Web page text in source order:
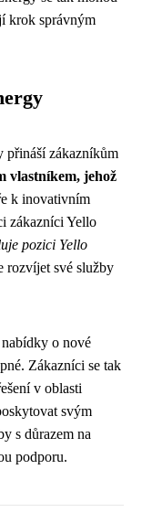
krok správným
přináší zákazníkům
vlastníkem, jehož
k inovativním
zákazníci Yello
pozici Yello
rozvíjet své služby
o nové
Zákazníci se tak
v oblasti
svým
s důrazem na
podporu.